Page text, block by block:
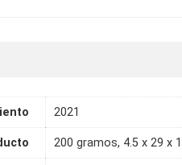
2021
200 gramos, 4.5 x 29 x